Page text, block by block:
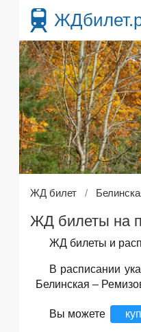
ЖД билет
ЖД билеты на
ЖД билеты и
В расписании
Белинская –
Вы можете